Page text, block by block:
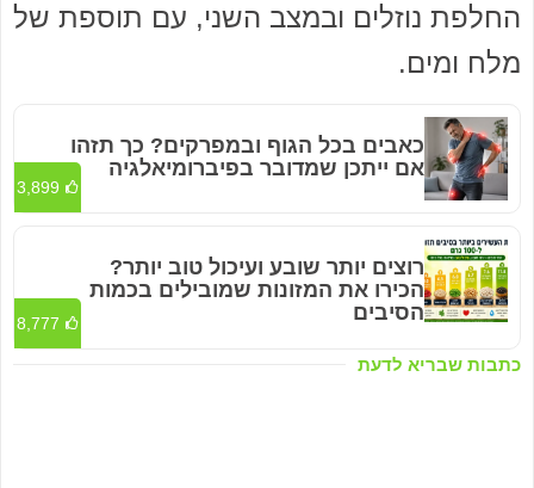
החלפת נוזלים ובמצב השני, עם תוספת של
מלח ומים.
כתבות שבריא לדעת
כאבים בכל הגוף ובמפרקים? כך תזהו
אם ייתכן שמדובר בפיברומיאלגיה
3,899
רוצים יותר שובע ועיכול טוב יותר?
הכירו את המזונות שמובילים בכמות
הסיבים
8,777